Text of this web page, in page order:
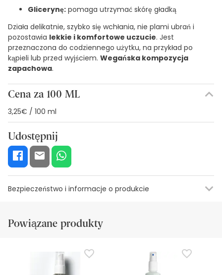
Glicerynę: pomaga utrzymać skórę gładką
Działa delikatnie, szybko się wchłania, nie plami ubrań i
pozostawia lekkie i komfortowe uczucie. Jest
przeznaczona do codziennego użytku, na przykład po
kąpieli lub przed wyjściem. Wegańska kompozycja
zapachowa.
Cena za 100 ML
3,25€ / 100 ml
Udostępnij
Bezpieczeństwo i informacje o produkcie
Zasoby bezpieczeństwa wizualnego
W tej chwili nie mamy obrazów zabezpieczeń dla tego
produktu, ale pracujemy nad tym. Zachęcamy do
późniejszego sprawdzenia aktualizacji. W międzyczasie
Powiązane produkty